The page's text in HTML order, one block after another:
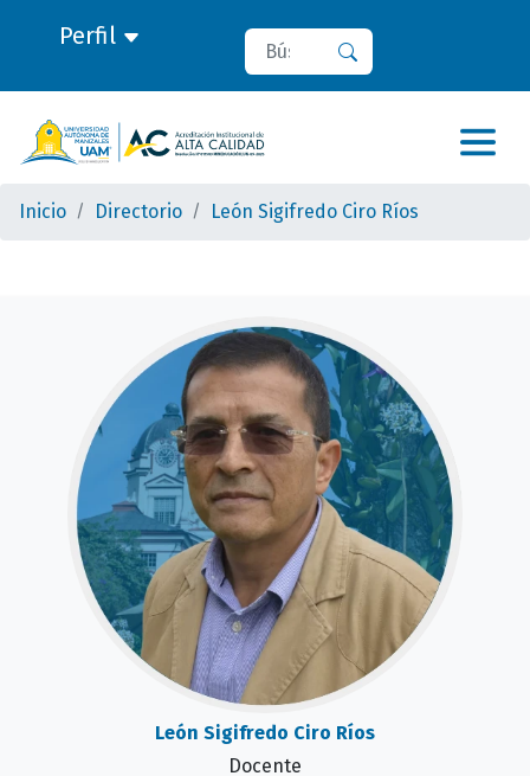
Perfil Buscar
Inicio Directorio León Sigifredo Ciro Ríos
León Sigifredo Ciro Ríos
Docente